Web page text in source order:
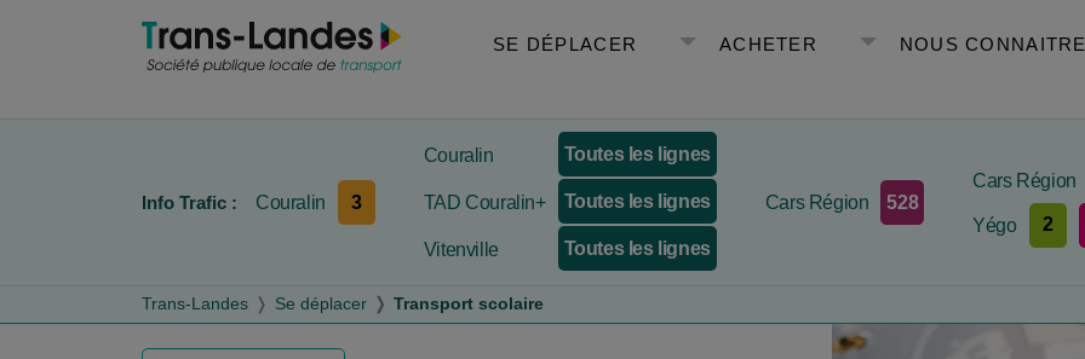
SE DÉPLACER
ACHETER NOUS CONNAITRE
Info Trafic : Couralin 3
Couralin Toutes les lignes
TAD Couralin+ Toutes les lignes
Vitenville Toutes les lignes
Cars Région 528
Cars Région
Yégo 2
Trans-Landes Se déplacer Transport scolaire